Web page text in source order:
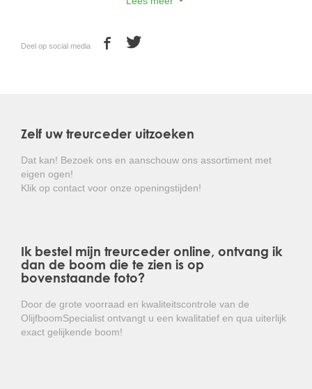
opvallende brede groeiwijze!
Deel op social media
Zelf uw treurceder uitzoeken
Dat kan! Bezoek ons en aanschouw ons assortiment met
eigen ogen!
Klik op contact voor onze openingstijden!
Ik bestel mijn treurceder online, ontvang ik
dan de boom die te zien is op
bovenstaande foto?
Door de grote voorraad en kwaliteitscontrole van de
OlijfboomSpecialist ontvangt u een kwalitatief en qua uiterlijk
exact gelijkende boom!